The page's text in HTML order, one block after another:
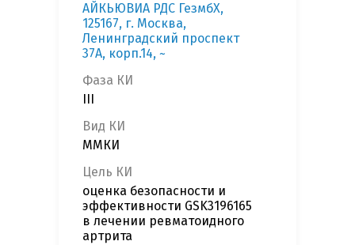
АЙКЬЮВИА РДС ГезмбХ,
125167, г. Москва,
Ленинградский проспект
37А, корп.14, ~
Фаза КИ
Вид КИ
ММКИ
Цель КИ
оценка безопасности и
эффективности GSK3196165
в лечении ревматоидного
артрита